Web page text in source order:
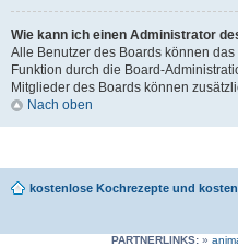
Wie kann ich einen Administrator
Alle Benutzer des Boards können
Funktion durch die Board-
Mitglieder des Boards können
Nach oben
kostenlose Kochrezepte und
PARTNERLINKS:»